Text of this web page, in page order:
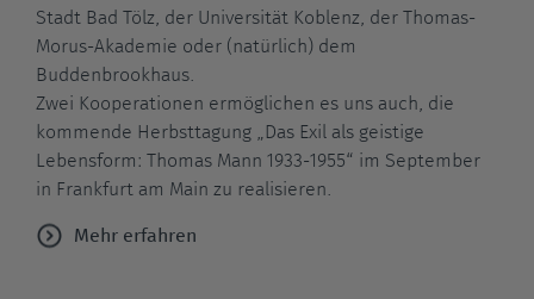
Stadt Bad Tölz, der Universität Koblenz, der Thomas-
Morus-Akademie oder (natürlich) dem
Buddenbrookhaus.
Zwei Kooperationen ermöglichen es uns auch, die
kommende Herbsttagung „Das Exil als geistige
Lebensform: Thomas Mann 1933-1955“ im September
in Frankfurt am Main zu realisieren.
Mehr erfahren